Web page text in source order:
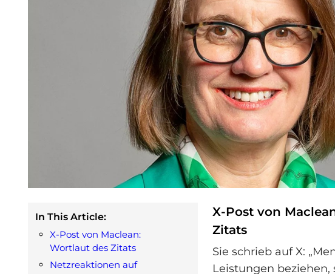
In This Article:
X-Post von Maclean:
Wortlaut des Zitats
Netzreaktionen auf
X-Post von
Zitats
Sie schrieb auf X:
Leistungen beziehen,